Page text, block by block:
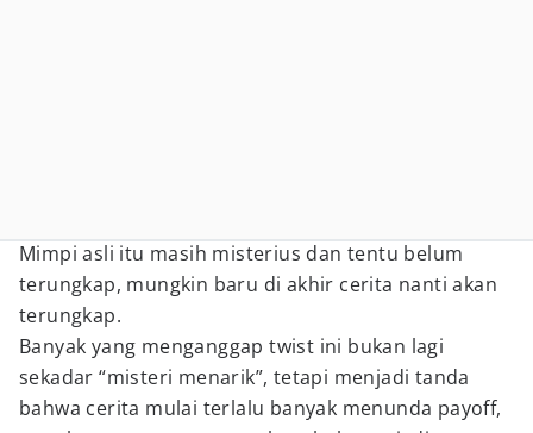
Mimpi asli itu masih misterius dan tentu belum
terungkap, mungkin baru di akhir cerita nanti akan
terungkap.
Banyak yang menganggap twist ini bukan lagi
sekadar “misteri menarik”, tetapi menjadi tanda
bahwa cerita mulai terlalu banyak menunda payoff,